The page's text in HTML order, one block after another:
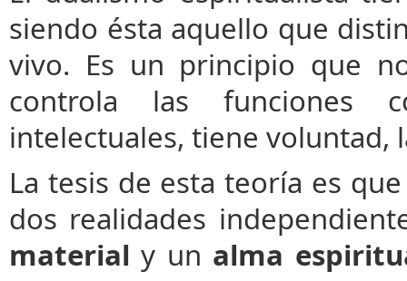
siendo ésta aquello que
vivo. Es un principio que
controla las funciones
intelectuales, tiene voluntad,
La tesis de esta teoría es
dos realidades
material y un alma